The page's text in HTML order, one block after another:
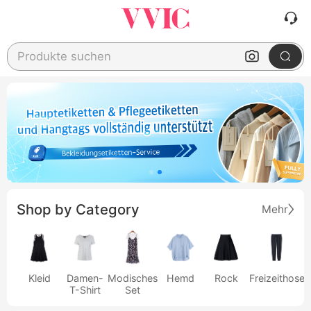
Produkte suchen
Shop by Category Mehr
Kleid
Damen-
T-Shirt
Modisches
Set
Hemd Rock Freizeithose